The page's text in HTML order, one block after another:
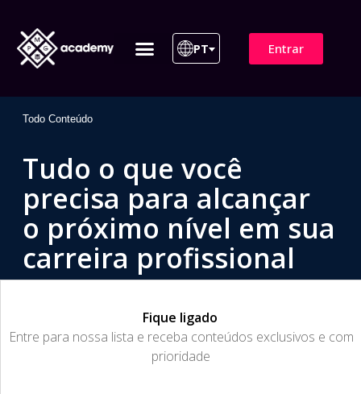
PT Entrar
Todo Conteúdo
Tudo o que você
precisa para alcançar
o próximo nível em sua
carreira profissional
Fique ligado
​Entre para nossa lista e receba conteúdos exclusivos e com
prioridade